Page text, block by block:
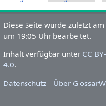
Diese Seite wurde zuletzt
um 19:05 Uhr bearbeitet.
Inhalt verfügbar unter CC
4.0.
Datenschutz
Über